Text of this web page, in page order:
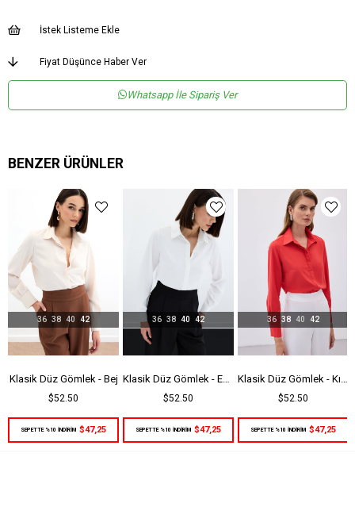
Ürün Detayı
Normal Boy
İstek Listeme Ekle
Fiyat Düşünce Haber Ver
Whatsapp İle Sipariş Ver
BENZER ÜRÜNLER
Klasik Düz Gömlek - Bej
$52.50
36 38 40 42
SEPETTE %10 İNDİRİM $47,25
$52.50
36 38 40 42
SEPETTE %10 İNDİRİM $47,25
$52.50
36 38 40 42
SEPETTE %10 İNDİRİM $47,25